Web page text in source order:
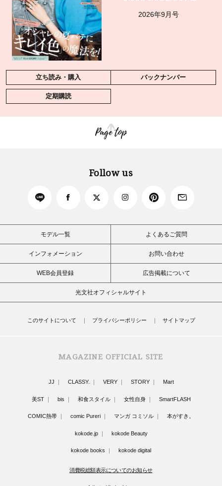
2026年9月号
立ち読み・購入 バックナンバー
定期購読
Page top
Follow us
モデル一覧 よくあるご質問
インフォメーション お問い合わせ
WEB会員登録 広告掲載について
光文社オフィシャルサイト
このサイトについて プライバシーポリシー サイトマップ
MAGAZINE OFFICIAL SITE
JJ CLASSY. VERY STORY Mart
美ST bis 和食スタイル 女性自身 SmartFLASH
COMIC熱帯 comic Pureri マンガ コミソル 本がすき。
kokode.jp kokode Beauty
kokode books kokode digital
消費税総額表示についてのお知らせ